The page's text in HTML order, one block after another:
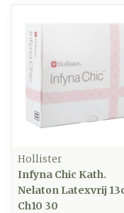
Hollister
Infyna Chic Kath.
Nelaton Latexvrij
Ch10 30